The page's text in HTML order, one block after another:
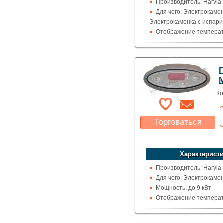
Производитель:
Для чего:
Электрокаменка с
Отображение
цельсия
Торговаться
Указать цену
Производитель:
Для чего:
Мощность: до 9 кВт
Отображение
цельсия